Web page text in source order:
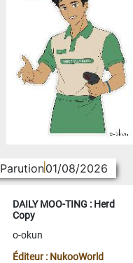
Parution01/08/2026
DAILY MOO-TING : Herd
Copy
o-okun
Éditeur : NukooWorld